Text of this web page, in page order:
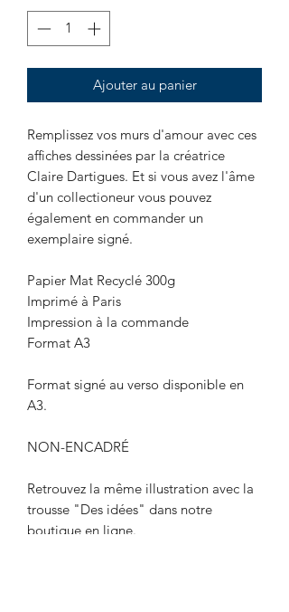
Ajouter au panier
Remplissez vos murs d'amour avec ces
affiches dessinées par la créatrice
Claire Dartigues. Et si vous avez l'âme
d'un collectioneur vous pouvez
également en commander un
exemplaire signé.
Papier Mat Recyclé 300g
Imprimé à Paris
Impression à la commande
Format A3
Format signé au verso disponible en
A3.
NON-ENCADRÉ
Retrouvez la même illustration avec la
trousse "Des idées" dans notre
boutique en ligne.